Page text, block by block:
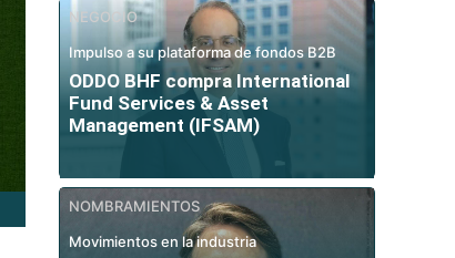
NEGOCIO
Impulso a su plataforma de fondos B2B
ODDO BHF compra International
Fund Services & Asset
Management (IFSAM)
NOMBRAMIENTOS
Movimientos en la industria